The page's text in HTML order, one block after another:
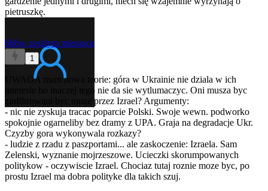
pietruszkę.
666w zeszłym miesiącu
1
UWAGA mam nowa teorie: góra w Ukrainie nie dziala w ich
interesie bo inaczej tego nie da sie wytlumaczyc. Oni musza byc
zinfiltrowani byc moze przez Izrael? Argumenty:
- nic nie zyskuja tracac poparcie Polski. Swoje wewn. podworko
spokojnie ogarneliby bez dramy z UPA. Graja na degradacje Ukr.
Czyzby gora wykonywala rozkazy?
- ludzie z rzadu z paszportami... ale zaskoczenie: Izraela. Sam
Zelenski, wyznanie mojrzeszowe. Ucieczki skorumpowanych
politykow - oczywiscie Izrael. Chociaz tutaj roznie moze byc, po
prostu Izrael ma dobra polityke dla takich szuj.